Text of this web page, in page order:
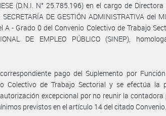
(D.N.I. N° 25.785.196) en el cargo de
DE GESTIÓN ADMINISTRATIVA del
A - Grado 0 del Convenio Colectivo de Trabajo
DE EMPLEO PÚBLICO (SINEP),
pago del Suplemento por
Colectivo de Trabajo Sectorial y se efectúa la
excepcional por no reunir la contadora
previstos en el artículo 14 del citado Convenio.